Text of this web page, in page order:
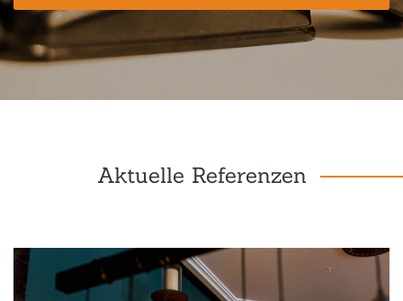
Aktuelle Referenzen